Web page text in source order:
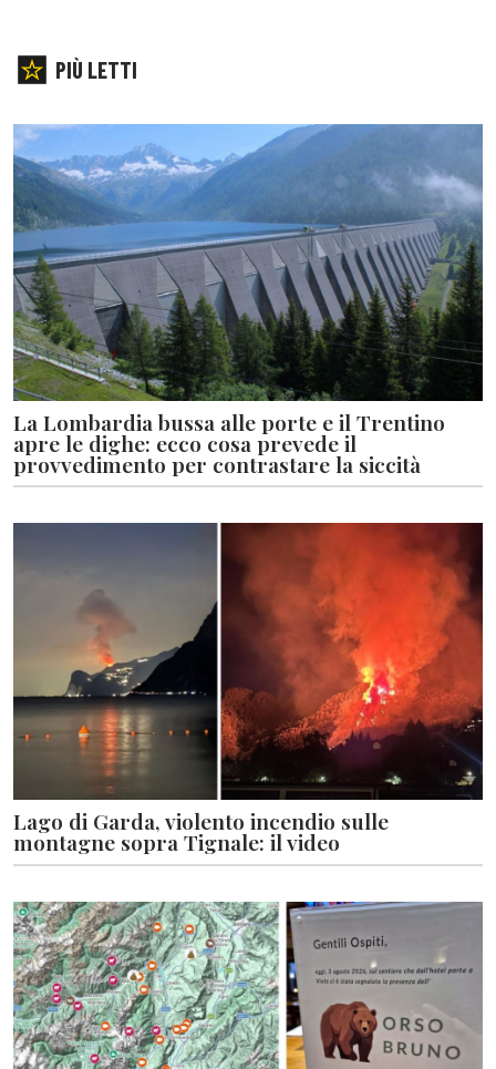
PIÙ LETTI
La Lombardia bussa alle porte e il Trentino
apre le dighe: ecco cosa prevede il
provvedimento per contrastare la siccità
Lago di Garda, violento incendio sulle
montagne sopra Tignale: il video